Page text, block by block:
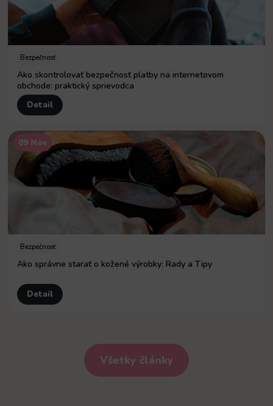
Bezpečnosť
Ako skontrolovať bezpečnosť platby na internetovom
obchode: praktický sprievodca
Detail
09 Nov
Bezpečnosť
Ako správne starať o kožené výrobky: Rady a Tipy
Detail
Všetky články